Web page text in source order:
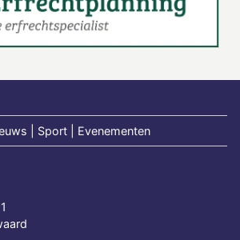
| Sport | Evenementen